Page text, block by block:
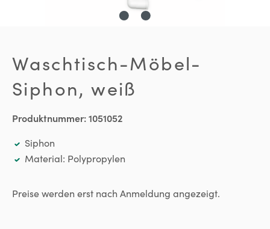
Waschtisch-Möbel-
Siphon, weiß
Produktnummer:1051052
Siphon
Material: Polypropylen
Preise werden erst nach Anmeldung angezeigt.